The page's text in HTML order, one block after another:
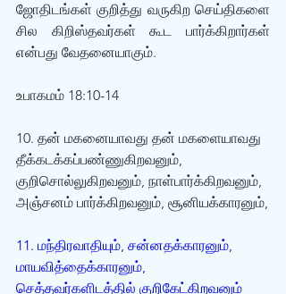
ஜோதிடங்கள் குறித்து வருகிற செய்திகளை
சில கிறிஸ்தவர்கள் கூட பார்க்கிறார்கள்
என்பது வேதனையாகும்.
உபாகமம் 18:10-14
10. தன் மகனையாவது தன் மகளையாவது
தீக்கடக்கப்பண்ணுகிறவனும்,
குறிசொல்லுகிறவனும், நாள்பார்க்கிறவனும்,
அஞ்சனம் பார்க்கிறவனும், சூனியக்காரனும்,
11. மந்திரவாதியும், சன்னதக்காரனும்,
மாயவித்தைக்காரனும்,
செத்தவர்களிடத்தில் குறிகேட்கிறவனும்